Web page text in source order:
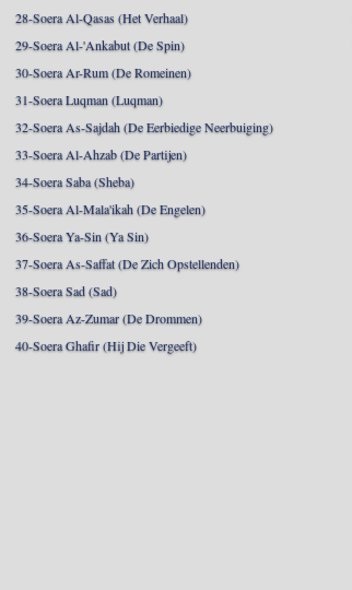
28-Soera Al-Qasas (Het Verhaal)
29-Soera Al-'Ankabut (De Spin)
30-Soera Ar-Rum (De Romeinen)
31-Soera Luqman (Luqman)
32-Soera As-Sajdah (De Eerbiedige Neerbuiging)
33-Soera Al-Ahzab (De Partijen)
34-Soera Saba (Sheba)
35-Soera Al-Mala'ikah (De Engelen)
36-Soera Ya-Sin (Ya Sin)
37-Soera As-Saffat (De Zich Opstellenden)
38-Soera Sad (Sad)
39-Soera Az-Zumar (De Drommen)
40-Soera Ghafir (Hij Die Vergeeft)